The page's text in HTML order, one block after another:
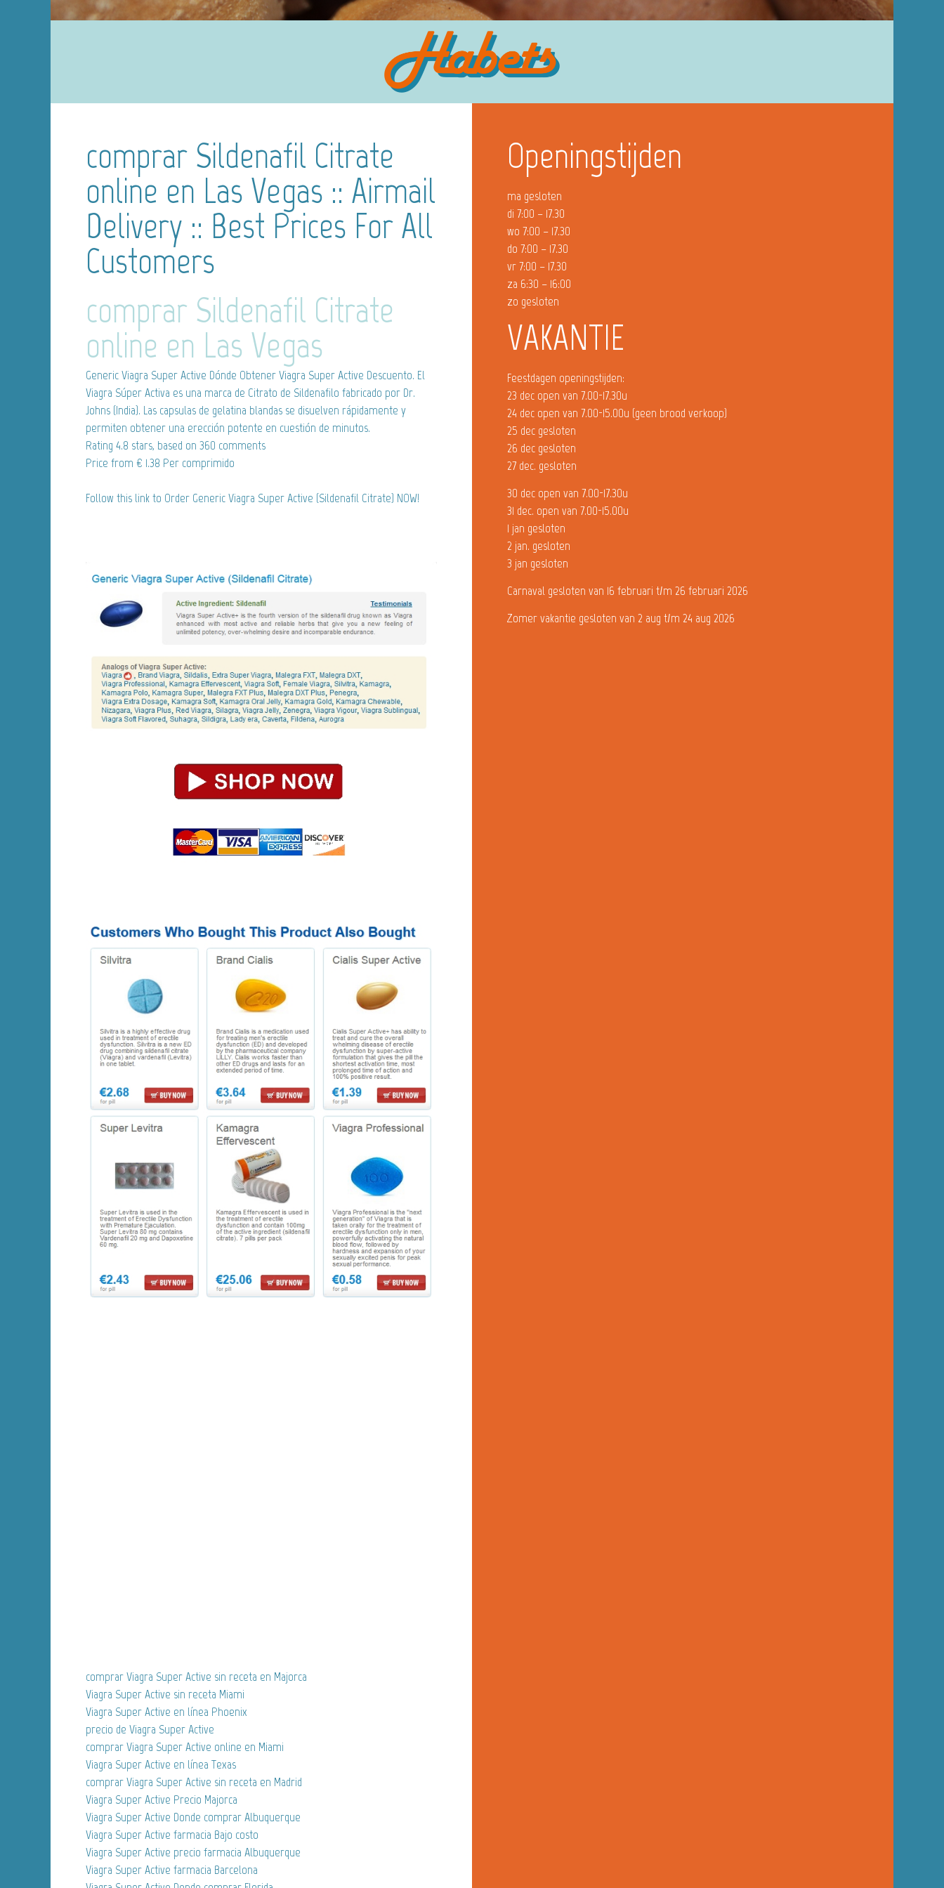
comprar Sildenafil Citrate
online en Las Vegas :: Airmail
Delivery :: Best Prices For All
Customers
comprar Sildenafil Citrate
online en Las Vegas
Generic Viagra Super Active Dónde Obtener Viagra Super Active Descuento. El
Viagra Súper Activa es una marca de Citrato de Sildenafilo fabricado por Dr.
Johns (India). Las capsulas de gelatina blandas se disuelven rápidamente y
permiten obtener una erección potente en cuestión de minutos.
Rating 4.8 stars, based on 360 comments
Price from € 1.38 Per comprimido
Follow this link to Order Generic Viagra Super Active (Sildenafil Citrate) NOW!
comprar Viagra Super Active sin receta en Majorca
Viagra Super Active sin receta Miami
Viagra Super Active en línea Phoenix
precio de Viagra Super Active
comprar Viagra Super Active online en Miami
Viagra Super Active en línea Texas
comprar Viagra Super Active sin receta en Madrid
Viagra Super Active Precio Majorca
Viagra Super Active Donde comprar Albuquerque
Viagra Super Active farmacia Bajo costo
Viagra Super Active precio farmacia Albuquerque
Viagra Super Active farmacia Barcelona
Openingstijden
ma gesloten
di 7:00 – 17.30
wo 7:00 – 17.30
do 7:00 – 17.30
vr 7:00 – 17.30
za 6:30 – 16:00
zo gesloten
VAKANTIE
Feestdagen openingstijden:
23 dec open van 7.00-17.30u
24 dec open van 7.00-15.00u (geen brood verkoop)
25 dec gesloten
26 dec gesloten
27 dec. gesloten
30 dec open van 7.00-17.30u
31 dec. open van 7.00-15.00u
1 jan gesloten
2 jan. gesloten
3 jan gesloten
Carnaval gesloten van 16 februari t/m 26 februari 2026
Zomer vakantie gesloten van 2 aug t/m 24 aug 2026